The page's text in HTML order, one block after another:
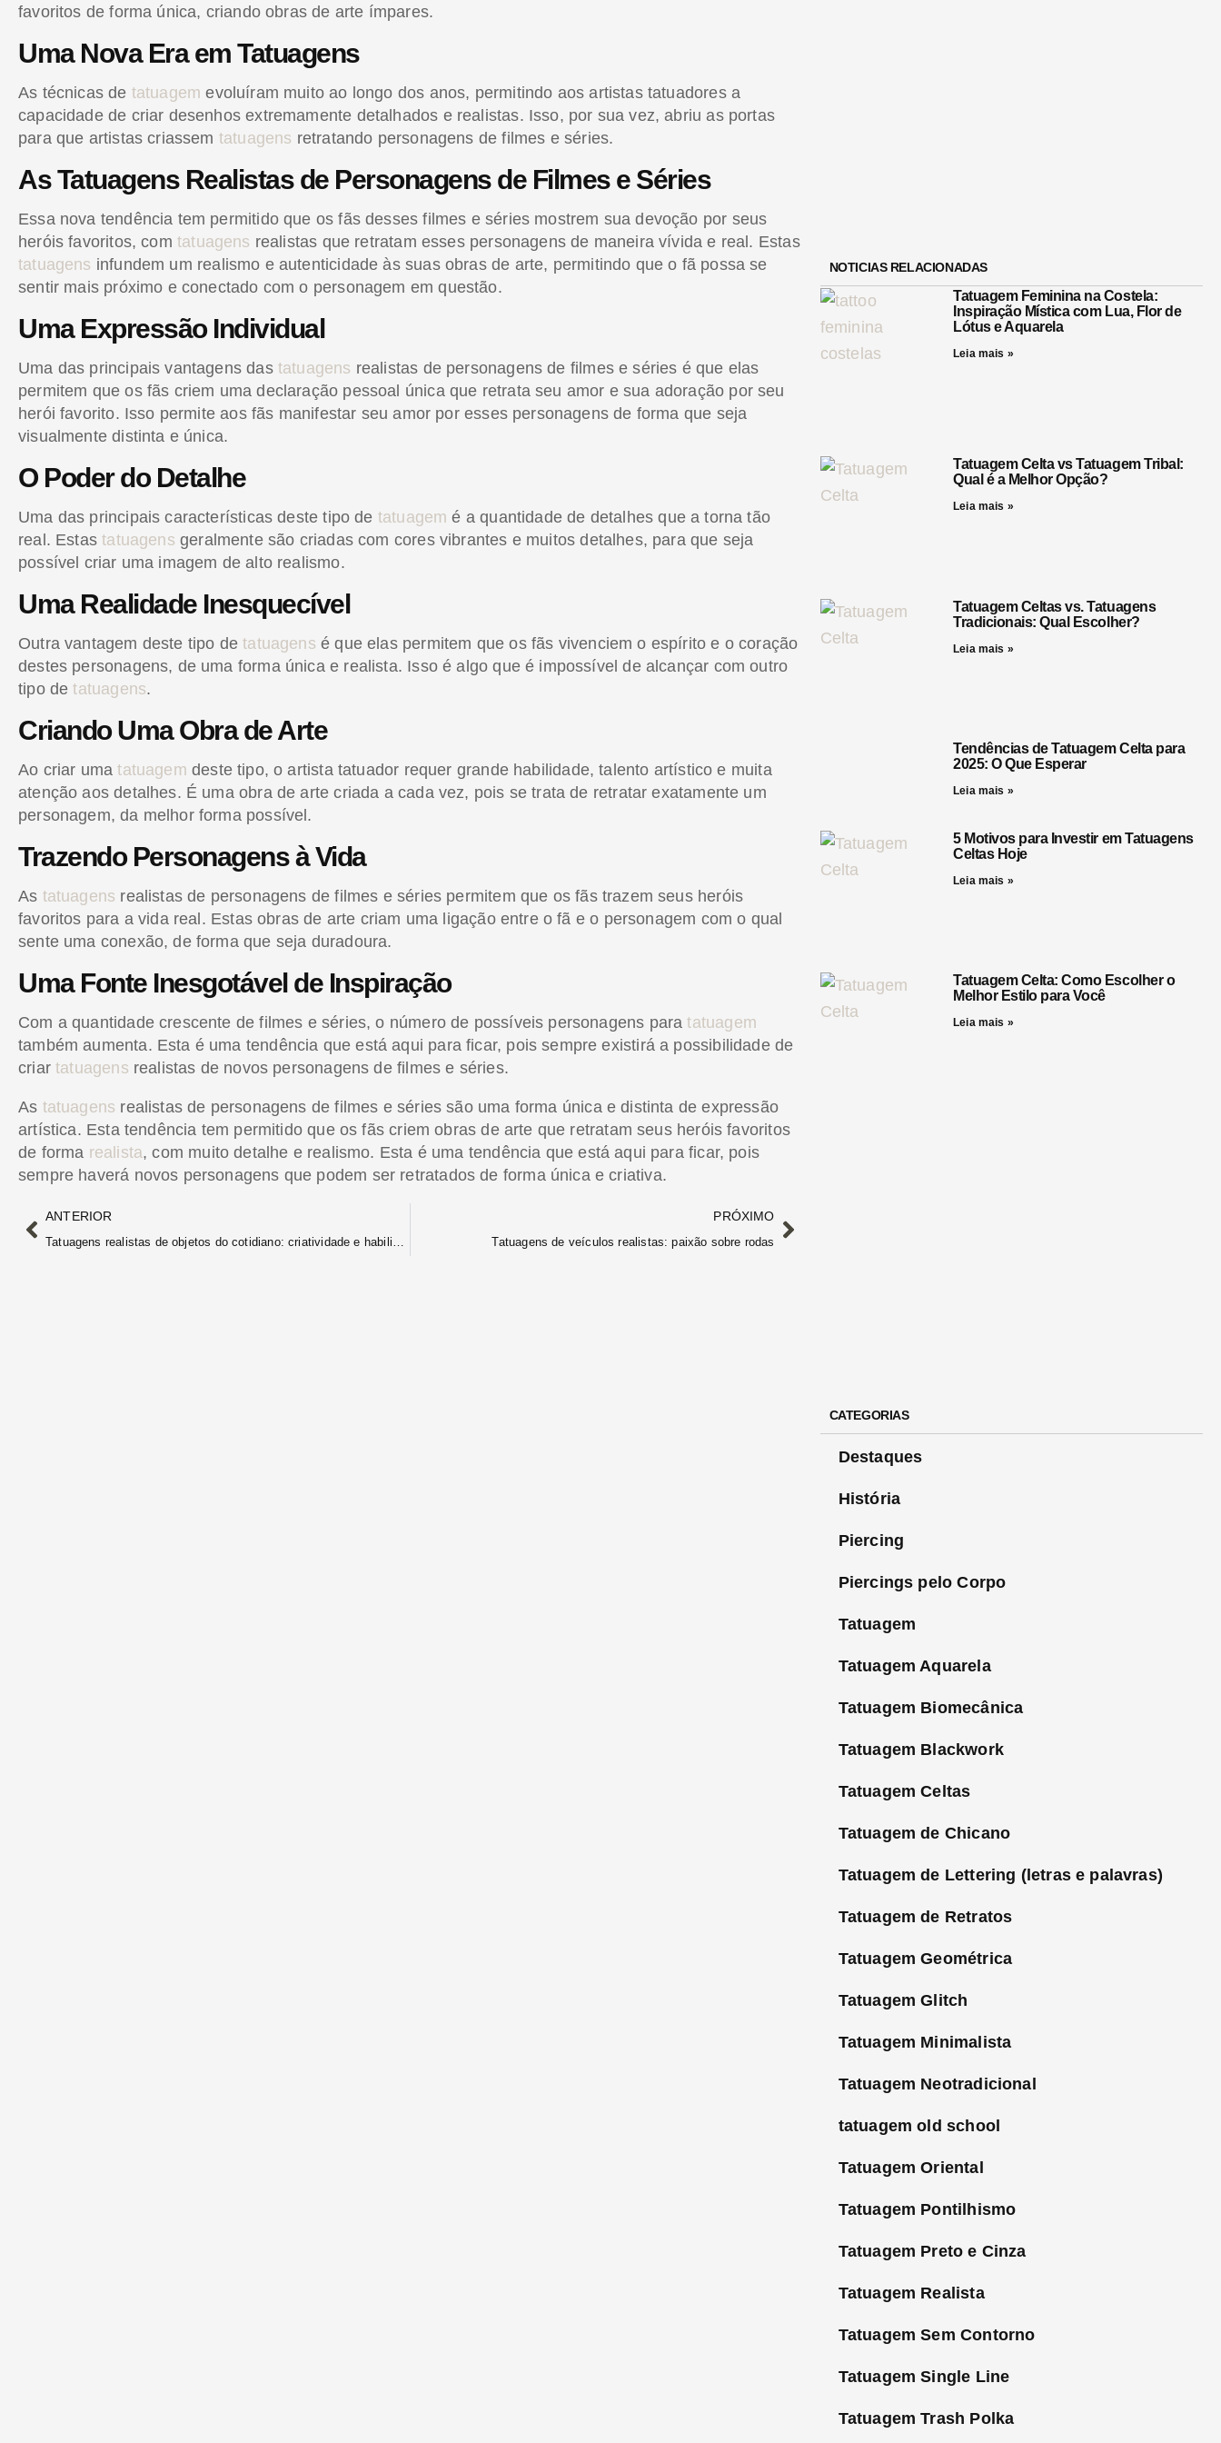
favoritos de forma única, criando obras de arte ímpares.
Uma Nova Era em Tatuagens
As técnicas de tatuagem evoluíram muito ao longo dos anos, permitindo aos artistas tatuadores a
capacidade de criar desenhos extremamente detalhados e realistas. Isso, por sua vez, abriu as portas
para que artistas criassem tatuagens retratando personagens de filmes e séries.
As Tatuagens Realistas de Personagens de Filmes e Séries
Essa nova tendência tem permitido que os fãs desses filmes e séries mostrem sua devoção por seus
heróis favoritos, com tatuagens realistas que retratam esses personagens de maneira vívida e real. Estas
tatuagens infundem um realismo e autenticidade às suas obras de arte, permitindo que o fã possa se
sentir mais próximo e conectado com o personagem em questão.
Uma Expressão Individual
Uma das principais vantagens das tatuagens realistas de personagens de filmes e séries é que elas
permitem que os fãs criem uma declaração pessoal única que retrata seu amor e sua adoração por seu
herói favorito. Isso permite aos fãs manifestar seu amor por esses personagens de forma que seja
visualmente distinta e única.
O Poder do Detalhe
Uma das principais características deste tipo de tatuagem é a quantidade de detalhes que a torna tão
real. Estastatuagens geralmente são criadas com cores vibrantes e muitos detalhes, para que seja
possível criar uma imagem de alto realismo.
Uma Realidade Inesquecível
Outra vantagem deste tipo detatuagens é que elas permitem que os fãs vivenciem o espírito e o coração
destes personagens, de uma forma única e realista. Isso é algo que é impossível de alcançar com outro
tipo detatuagens.
Criando Uma Obra de Arte
Ao criar umatatuagem deste tipo, o artista tatuador requer grande habilidade, talento artístico e muita
atenção aos detalhes. É uma obra de arte criada a cada vez, pois se trata de retratar exatamente um
personagem, da melhor forma possível.
Trazendo Personagens à Vida
As tatuagens realistas de personagens de filmes e séries permitem que os fãs trazem seus heróis
favoritos para a vida real. Estas obras de arte criam uma ligação entre o fã e o personagem com o qual
sente uma conexão, de forma que seja duradoura.
Uma Fonte Inesgotável de Inspiração
Com a quantidade crescente de filmes e séries, o número de possíveis personagens paratatuagem
também aumenta. Esta é uma tendência que está aqui para ficar, pois sempre existirá a possibilidade de
criartatuagens realistas de novos personagens de filmes e séries.
As tatuagens realistas de personagens de filmes e séries são uma forma única e distinta de expressão
artística. Esta tendência tem permitido que os fãs criem obras de arte que retratam seus heróis favoritos
de forma realista, com muito detalhe e realismo. Esta é uma tendência que está aqui para ficar, pois
sempre haverá novos personagens que podem ser retratados de forma única e criativa.
ANTERIOR PRÓXIMO
Tatuagens de veículos realistas: paixão sobre rodas
NOTICIAS RELACIONADAS
Tatuagem Feminina na Costela:
Inspiração Mística com Lua, Flor de
Lótus e Aquarela
Leia mais »
Tatuagem Celta vs Tatuagem Tribal:
Qual é a Melhor Opção?
Leia mais »
Tatuagem Celtas vs. Tatuagens
Tradicionais: Qual Escolher?
Leia mais »
Tendências de Tatuagem Celta para
2025: O Que Esperar
Leia mais »
5 Motivos para Investir em Tatuagens
Celtas Hoje
Leia mais »
Tatuagem Celta: Como Escolher o
Melhor Estilo para Você
Leia mais »
CATEGORIAS
Destaques
História
Piercing
Piercings pelo Corpo
Tatuagem
Tatuagem Aquarela
Tatuagem Biomecânica
Tatuagem Blackwork
Tatuagem Celtas
Tatuagem de Chicano
Tatuagem de Lettering (letras e palavras)
Tatuagem de Retratos
Tatuagem Geométrica
Tatuagem Glitch
Tatuagem Minimalista
Tatuagem Neotradicional
tatuagem old school
Tatuagem Oriental
Tatuagem Pontilhismo
Tatuagem Preto e Cinza
Tatuagem Realista
Tatuagem Sem Contorno
Tatuagem Single Line
Tatuagem Trash Polka